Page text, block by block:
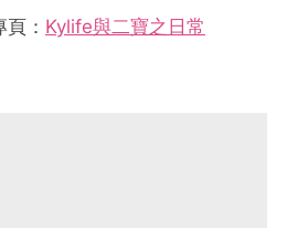
： Kylife與二寶之日常